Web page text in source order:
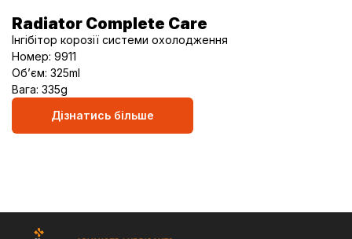
Radiator Complete Care
Інгібітор корозії системи охолодження
Номер: 9911
Об’єм: 325ml
Вага: 335g
Дізнатись більше